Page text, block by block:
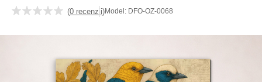
(0 recenzii)Model: DFO-OZ-0068